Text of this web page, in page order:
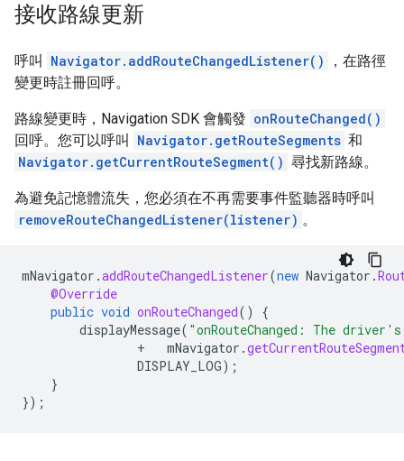
接收路線更新
呼叫 Navigator.addRouteChangedListener()
，在路徑
變更時註冊回呼。
路線變更時，Navigation SDK 會觸發 onRouteChanged()
回呼。您可以呼叫
Navigator.getRouteSegments 和
Navigator.getCurrentRouteSegment() 尋找新路線。
為避免記憶體流失，您必須在不再需要事件監聽器時呼叫
removeRouteChangedListener(listener) 。
mNavigator .addRouteChangedListener(new Navigator .
@Override
public void onRouteChanged()
{
displayMessage( "onRouteChanged: The
+
mNavigator .
DISPLAY_LOG);
}
});